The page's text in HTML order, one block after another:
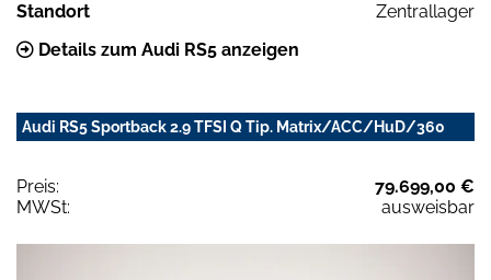
Standort
Zentrallager
Details zum Audi RS5 anzeigen
Audi RS5 Sportback 2.9 TFSI Q Tip. Matrix/ACC/HuD/360
Preis:
79.699,00 €
MWSt:
ausweisbar